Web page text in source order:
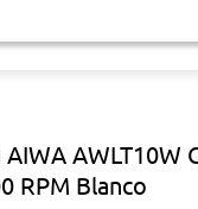
AWLT10W
RPM Blanco